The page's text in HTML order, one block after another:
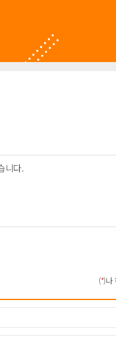
니다.
태 및 성생활 등 ) 는 수집하지
(*)나